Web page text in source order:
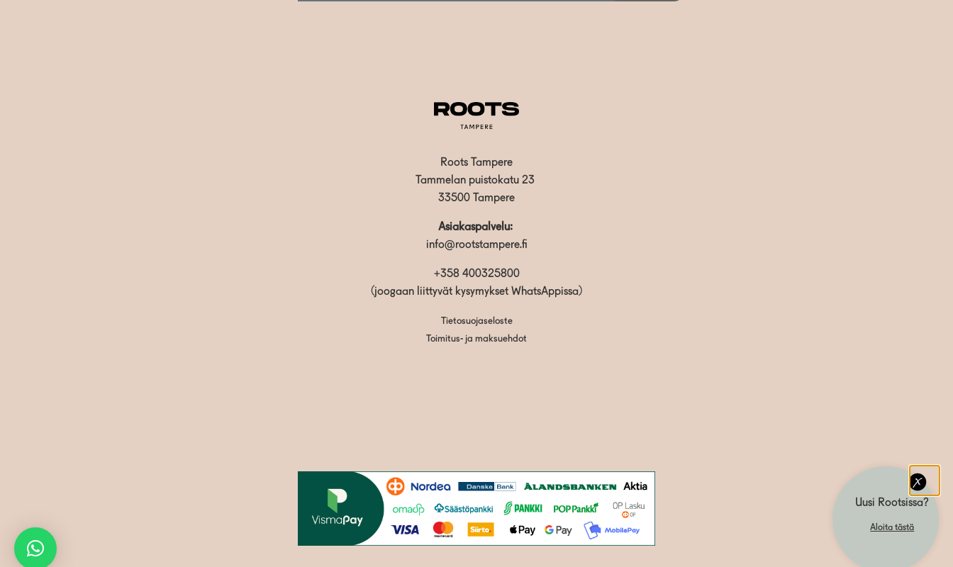
Roots Tampere
Tammelan puistokatu 23
33500 Tampere
Asiakaspalvelu:
info@rootstampere.fi
+358 400325800
(joogaan liittyvät kysymykset WhatsAppissa)
Tietosuojaseloste
Toimitus- ja maksuehdot
Uusi Rootsissa?
Aloita tästä